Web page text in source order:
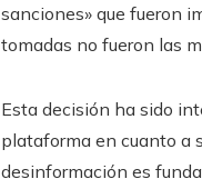
sanciones» que fueron
tomadas no fueron las
Esta decisión ha sido
plataforma en cuanto a
desinformación es